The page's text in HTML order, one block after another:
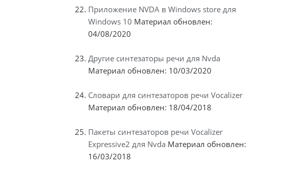
Приложение NVDA в Windows store для
Windows 10 Материал обновлен:
04/08/2020
Другие синтезаторы речи для Nvda
Материал обновлен: 10/03/2020
Словари для синтезаторов речи Vocalizer
Материал обновлен: 18/04/2018
Пакеты синтезаторов речи Vocalizer
Expressive2 для Nvda Материал обновлен:
16/03/2018